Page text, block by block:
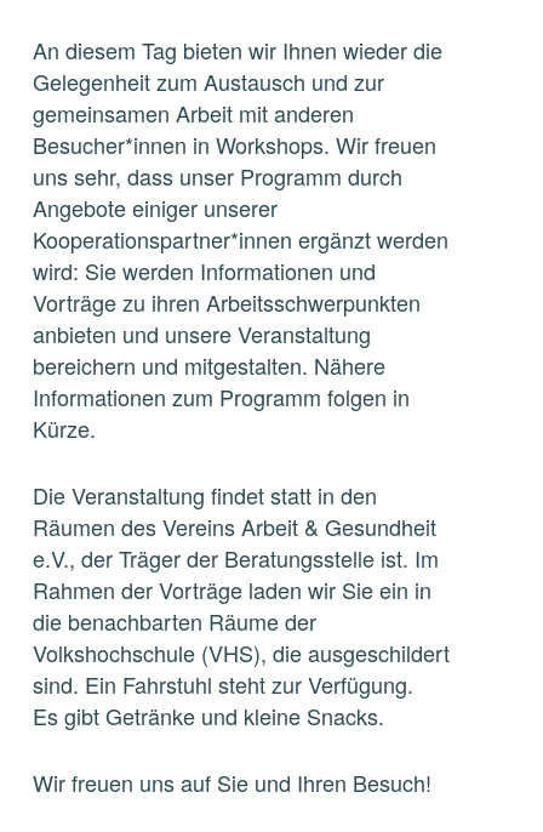
An diesem Tag bieten wir Ihnen wieder die
Gelegenheit zum Austausch und zur
gemeinsamen Arbeit mit anderen
Besucher*innen in Workshops. Wir freuen
uns sehr, dass unser Programm durch
Angebote einiger unserer
Kooperationspartner*innen ergänzt werden
wird: Sie werden Informationen und
Vorträge zu ihren Arbeitsschwerpunkten
anbieten und unsere Veranstaltung
bereichern und mitgestalten. Nähere
Informationen zum Programm folgen in
Kürze.
Die Veranstaltung findet statt in den
Räumen des Vereins Arbeit & Gesundheit
e.V., der Träger der Beratungsstelle ist. Im
Rahmen der Vorträge laden wir Sie ein in
die benachbarten Räume der
Volkshochschule (VHS), die ausgeschildert
sind. Ein Fahrstuhl steht zur Verfügung.
Es gibt Getränke und kleine Snacks.
Wir freuen uns auf Sie und Ihren Besuch!